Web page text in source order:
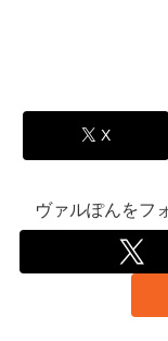
X
ヴァルぽんをフ